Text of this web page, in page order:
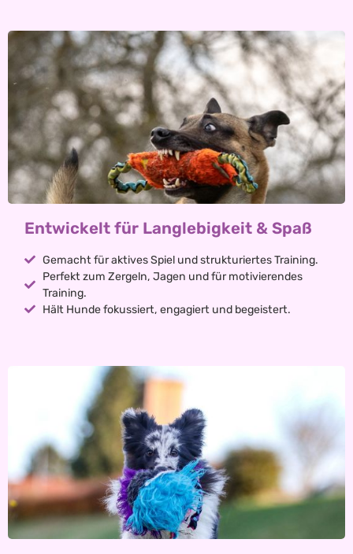
Entwickelt für Langlebigkeit & Spaß
Gemacht für aktives Spiel und strukturiertes Training.
Perfekt zum Zergeln, Jagen und für motivierendes
Training.
Hält Hunde fokussiert, engagiert und begeistert.